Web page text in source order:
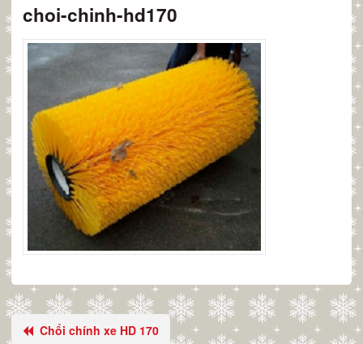
choi-chinh-hd170
Chổi chính xe HD 170